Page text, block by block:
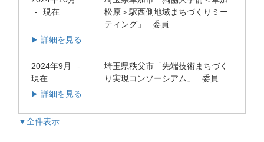
- 現在
松原＞駅西側地域まちづくりミー
ティング」 委員
▶ 詳細を見る
2024年9月 -
現在
埼玉県秩父市「先端技術まちづく
り実現コンソーシアム」 委員
▶ 詳細を見る
▼全件表示